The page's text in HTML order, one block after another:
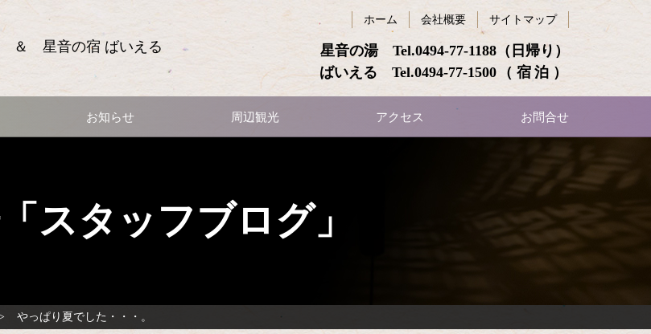
＆ 星音の宿 ばいえる 星音の湯 Tel.0494-77-1188 （日帰り）
ばいえる Tel.0494-77-1500 （宿泊）
ホーム 会社概要 サイトマップ
お知らせ 周辺観光 アクセス お問合せ
スタッフブログ」
やっぱり夏でした・・・。